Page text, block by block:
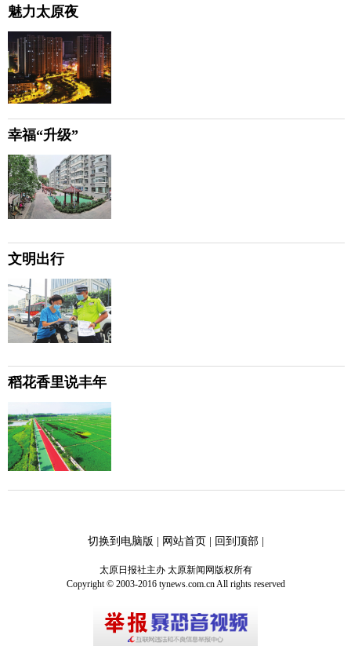
魅力太原夜
幸福“升级”
文明出行
稻花香里说丰年
切换到电脑版 | 网站首页| 回到顶部|
太原日报社主办 太原新闻网版权所有
Copyright © 2003-2016 tynews.com.cn All rights reserved